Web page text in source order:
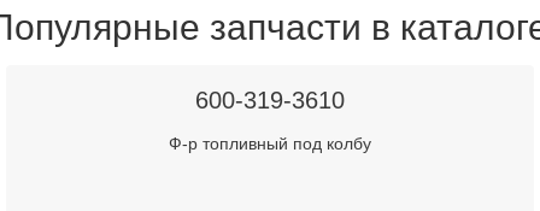
запчасти в
600-319-3610
Ф-р топливный под колбу